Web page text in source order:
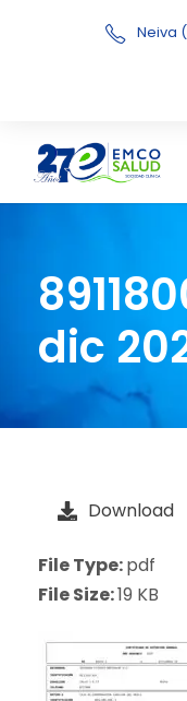
Neiva
dic
Download
File Type:pdf
File Size:19 KB